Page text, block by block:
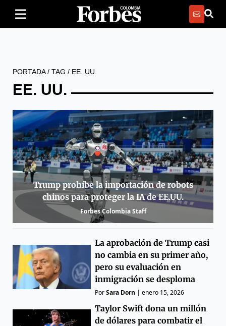
PORTADA/ TAG / EE. UU.
EE. UU.
Trump prohíbe la importación de robots
chinos para proteger la IA de EE.UU.
Forbes Colombia Staff
La aprobación de Trump casi
no cambia en su primer año,
pero su evaluación en
inmigración se desploma
PorSara Dorn |enero 15, 2026
Taylor Swift dona un millón
de dólares para combatir el